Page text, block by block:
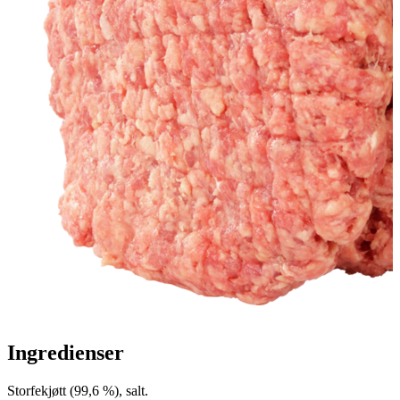
Ingredienser
Storfekjøtt (99,6 %), salt.